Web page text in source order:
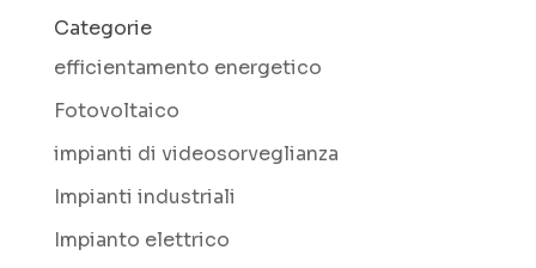
Categorie
efficientamento energetico
Fotovoltaico
impianti di videosorveglianza
Impianti industriali
Impianto elettrico